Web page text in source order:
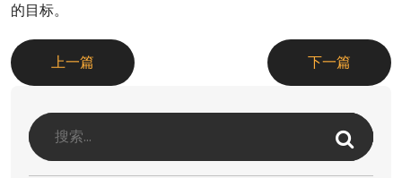
的目标。
上一篇 下一篇